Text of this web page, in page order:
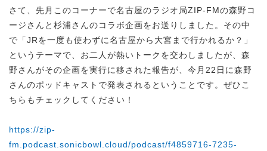
さて、先月このコーナーで名古屋のラジオ局ZIP-FMの森野コ
ージさんと杉浦さんのコラボ企画をお送りしました。その中
で「JRを一度も使わずに名古屋から大宮まで行かれるか？」
というテーマで、お二人が熱いトークを交わしましたが、森
野さんがその企画を実行に移された報告が、今月22日に森野
さんのポッドキャストで発表されるということです。ぜひこ
ちらもチェックしてください！
https://zip-
fm.podcast.sonicbowl.cloud/podcast/f4859716-7235-